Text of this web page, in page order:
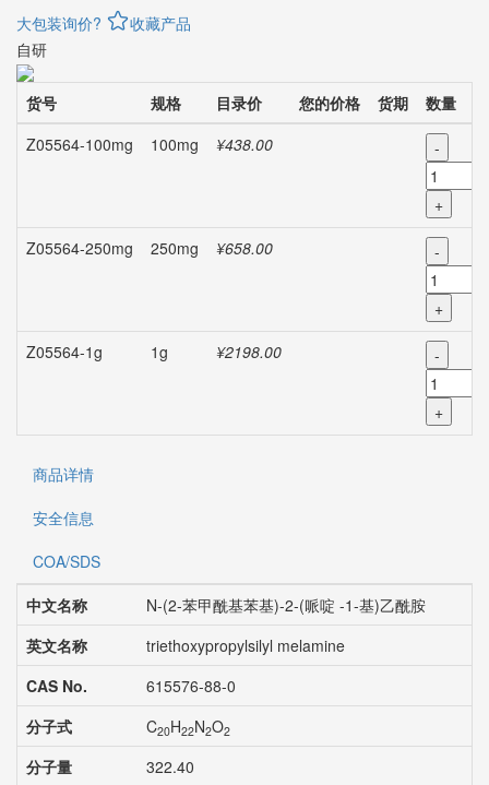
大包装询价?
收藏产品
自研
货号 规格 目录价 您的价格 货期
数量
Z05564-100mg
100mg ¥438.00 -
+
Z05564-250mg
250mg ¥658.00 -
+
Z05564-1g
1g ¥2198.00 -
+
商品详情
安全信息
COA/SDS
中文名称
N-(2-苯甲酰基苯基)-2-(哌啶 -1-基)乙酰胺
英文名称
triethoxypropylsilyl melamine
CAS No.
615576-88-0
分子式
C20H22N2O2
分子量
322.40